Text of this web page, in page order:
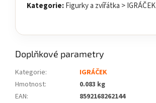
Kategorie:Figurky a zvířátka > IGRÁČEK
Doplňkové parametry
Kategorie:
IGRÁČEK
Hmotnost:
0.083 kg
EAN:
8592168262144